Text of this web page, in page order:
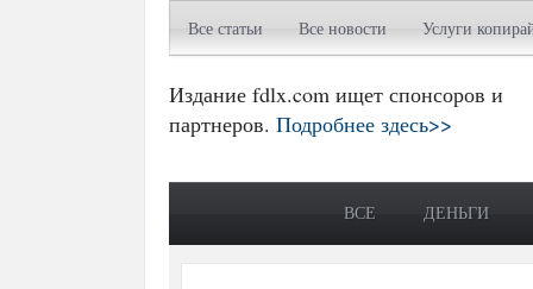
Все статьи Все новости Услуги
Издание fdlx.com ищет спонсоров и
партнеров. Подробнее здесь>>
ВСЕ ДЕНЬГИ